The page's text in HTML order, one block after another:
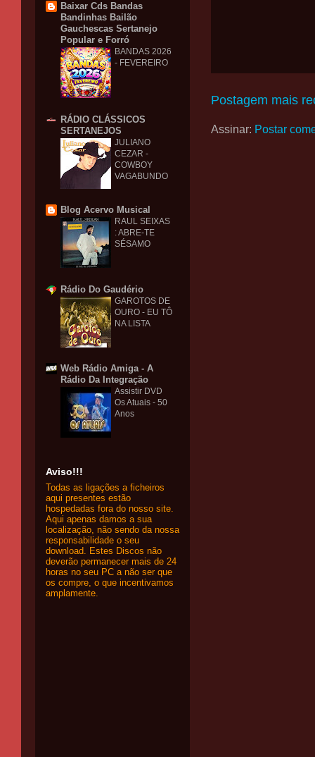
Postagem mais
Assinar: Postar
Baixar Cds Bandas
Bandinhas Bailão
Gauchescas Sertanejo
Popular e Forró
BANDAS 2026
- FEVEREIRO
RÁDIO CLÁSSICOS
SERTANEJOS
JULIANO
CEZAR -
COWBOY
VAGABUNDO
Blog Acervo Musical
RAUL SEIXAS
: ABRE-TE
SÉSAMO
Rádio Do Gaudério
GAROTOS DE
OURO - EU TÔ
NA LISTA
Web Rádio Amiga - A
Rádio Da Integração
Assistir DVD
Os Atuais - 50
Anos
Aviso!!!
Todas as ligações a ficheiros
aqui presentes estão
hospedadas fora do nosso site.
Aqui apenas damos a sua
localização, não sendo da nossa
responsabilidade o seu
download. Estes Discos não
deverão permanecer mais de 24
horas no seu PC a não ser que
os compre, o que incentivamos
amplamente.